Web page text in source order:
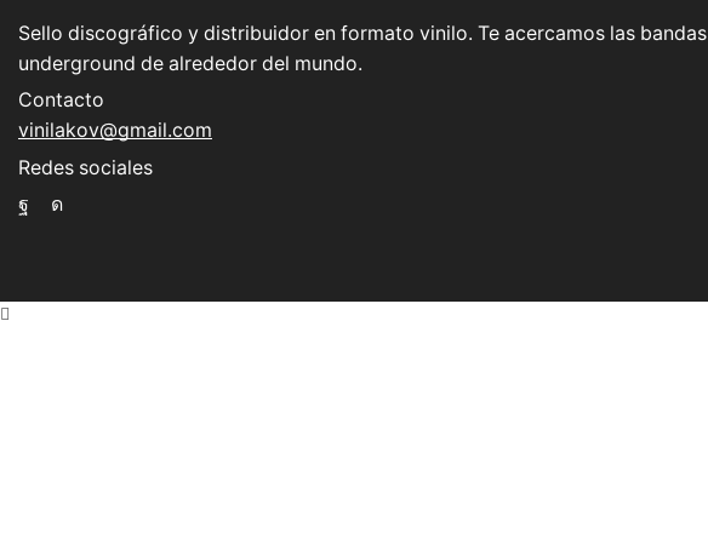
Sello discográfico y distribuidor en formato vinilo. Te acercamos las bandas
underground de alrededor del mundo.
Contacto
vinilakov@gmail.com
Redes sociales
Facebook
Instagram